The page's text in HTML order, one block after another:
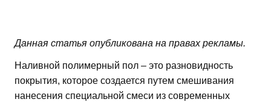
Данная статья опубликована на правах рекламы.
Наливной полимерный пол – это разновидность
покрытия, которое создается путем смешивания
нанесения специальной смеси из современных